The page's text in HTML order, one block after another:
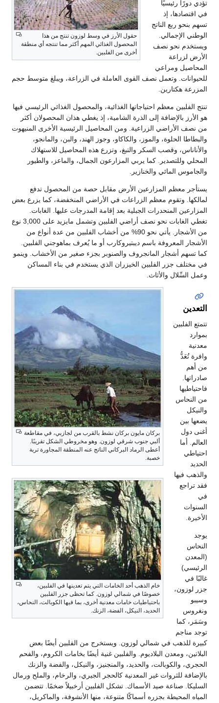
حقول الأرز في وسط لوزون تنتج من هذا
المحصول الغذائي المهم أكثر مما تنتجه أي منطقة
أخرى من الفلبين.
تؤدي دورًا رئيسيًا
في اقتصادها، إذ
تسهم بنحو ربع الناتج
الوطني الإجمالي.
ويستخدم نحو نصف
الأرض لزراعة
المحاصيل ومراعي
للحيوانات. وتعمل نصف القوى العاملة في الزراعة، ويبلغ متوسط حجم
المزرعة هكتارين.
تنتج الفلبين معظم احتياجاتها الغذائية، والمحصول الغذائي الرئيسي فيها
هو الأرز بالإضافة إلى الذرة الشامية، إذ يغطي هذان المحصولان أكثر
من نصف الأراضي الزراعية. ومن المحاصيل الرئيسية الأخرى المنيهوت
والبطاطا الحلوة، والموز، والكاكاو، وجوز الهند، والبن، والمانجو،
والأناناس، وقصب السكر والتبغ، وتزرع هذه المحاصيل للاستهلاك
المحلي وللتصدير. كما يربي المزارعون الجمال، والماعز، والطيور
والجاموس المائي والخنازير.
يستأجر معظم المزارعين الأرض مقابل حصة من المحصول تدفع
لمالكها. وتقوم معظم الزراعات في الأراضي المنخفضة، كما يزرع بعض
المزارعين المنحدرات الجبلية بعد إقامة المدرجات عليها. الغابات.
تغطي الغابات نحو نصف أراضي الفلبين وتشمل مايزيد على 3,000 نوع
من الأشجار. يأتي نحو 90% من أخشاب الفلبين من عدة أنواع من
الأشجار المعروفة باسم ديبتيروكارب أو ما يُعرف بماهوجني الفلبين.
كما تسهم أشجار المانجروف والصنوبر بجزء صغير من الأخشاب. وينمو
في مختلف جزر الفلبين الخيزران الذي يستخدم في بناء المساكن
وعمل السِّلال والأثاث.
بركان مايون بركان نشط بالقرب من لجازبي، في مقاطعة
ألبي جنوب شرقي لوزون. وهو مخروطي الشكل تقريبًا.
أعطى الرماد البركاني الناتج عنه المنطقة المجاورة تربة
خصبة.
التعدين
خام الذهب أحد الخامات التي يتم تعدينها في الفلبين،
خصوصًا في شمالي لوزون. كما تحظى جزر الفلبين
باحتياطيات خامات معدنية أخرى، بما فيها الكوبالت، النحاس،
الحديد، النيكل، الفضة، الزنك.
تتمتع الفلبين
بموارد
معدنية
وافرة تُعَدُّ
من أهم
صادراتها.
فاحتياطيها
من النحاس
والنيكل
يضعها بين
أغنى دول
العالم. أما
احتياطي
الحديد
والذهب فيها
فقد تراجع
في
السنوات
الأخيرة.
يوجد
النحاس
(المعدن
الرئيسي)
غالبًا في
جزر لوزون،
وسيبو
ونغروس
وسَمَر، كما
توجد مناجم
كبيرة للذهب في شمالي لوزون. ويستخرج من الفلبين أيضًا بعض
البلاتين، ومعدن البلاديوم. والفلبين غنية أيضًا بخامات الكروم، والفحم
الحجري، والكوبالت، والحديد، والمنجنيز، والنيكل، والفضة والزنك
بالإضافة للثروات غير المعدنية كالحجر الجيري، والرخام، والملح ورمال
السليكا. صناعة صيد الأسماك. تشكل الفلبين أرخبيلاً ضخمًا. تتضمن
المياه المحيطة بجزره أسماكًا متنوعة، منها الأنشوفة، والماكريل،